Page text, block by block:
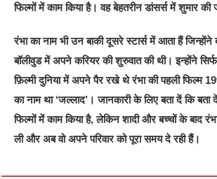
फिल्मों में काम किया है। वह बेहतरीन डांसर्स में शुमार की
रंभा का नाम भी उन बाकी दूसरे स्टार्स में आता हैं
बॉलीवुड में अपने करियर की शुरुवात की थी। इन्होंने
फ़िल्मी दुनिया में अपने पैर रखे थे रंभा की पहली फिल्म
का नाम था ‘जल्लाद’। जानकारी के लिए बता दें कि बता
फिल्मों में काम किया है, लेकिन शादी और बच्चों के बाद
ली और अब वो अपने परिवार को पूरा समय दे रही हैं।